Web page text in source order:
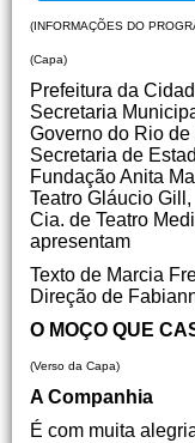
(INFORMAÇÕES DO
(Capa)
Prefeitura da
Secretaria
Governo do Rio de
Secretaria de
Fundação Anita
Teatro Gláucio Gill,
Cia. de Teatro
apresentam
Texto de Marcia
Direção de
O MOÇO QUE
(Verso da Capa)
A Companhia
É com muita